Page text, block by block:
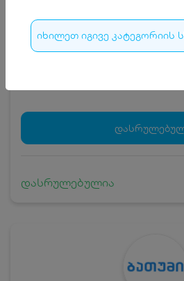
იხილეთ იგივე კატეგორიის
ჯავშნის კოდის
ჯავშნის კოდი
დამატებითი საწოლი
კვება
დასრულებულია